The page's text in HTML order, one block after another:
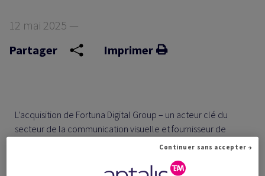
12 mai 2025 —
Partager
Imprimer
L’acquisition de Fortuna Digital Group – un acteur clé du
secteur de la communication visuelle et fournisseur de
solutions d’impression numérique - permet à Antalis de
Continuer sans accepter →